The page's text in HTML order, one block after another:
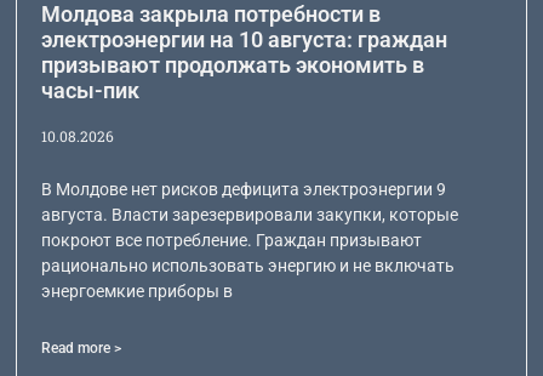
Молдова закрыла потребности в
электроэнергии на 10 августа: граждан
призывают продолжать экономить в
часы-пик
10.08.2026
В Молдове нет рисков дефицита электроэнергии 9
августа. Власти зарезервировали закупки, которые
покроют все потребление. Граждан призывают
рационально использовать энергию и не включать
энергоемкие приборы в
Read more >